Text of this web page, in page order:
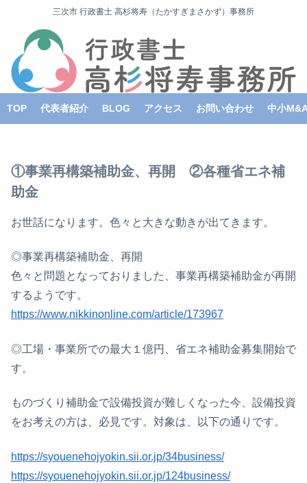
三次市 行政書士 高杉将寿（たかすぎまさかず）事務所
TOP 代表者紹介 BLOG アクセス お問い合わせ 中小
①事業再構築補助金、再開 ②各種省エネ補
助金
お世話になります。色々と大きな動きが出てきます。
◎事業再構築補助金、再開
色々と問題となっておりました、事業再構築補助金が再開
するようです。
https://www.nikkinonline.com/article/173967
◎工場・事業所での最大１億円、省エネ補助金募集開始で
す。
ものづくり補助金で設備投資が難しくなった今、設備投資
をお考えの方は、必見です。対象は、以下の通りです。
https://syouenehojyokin.sii.or.jp/34business/
https://syouenehojyokin.sii.or.jp/124business/